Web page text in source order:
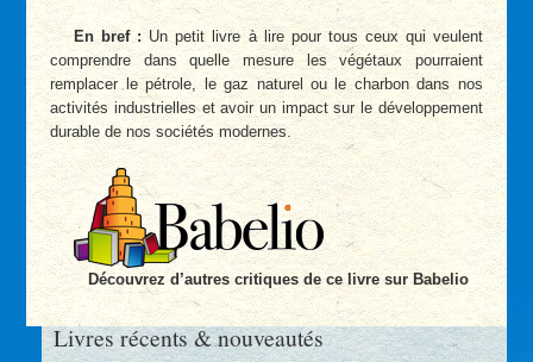
En bref :Un petit livre à lire pour tous ceux qui veulent
comprendre dans quelle mesure les végétaux pourraient
remplacer le pétrole, le gaz naturel ou le charbon dans nos
activités industrielles et avoir un impact sur le développement
durable de nos sociétés modernes.
Découvrez d’autres critiques de ce livre sur Babelio
Livres récents & nouveautés